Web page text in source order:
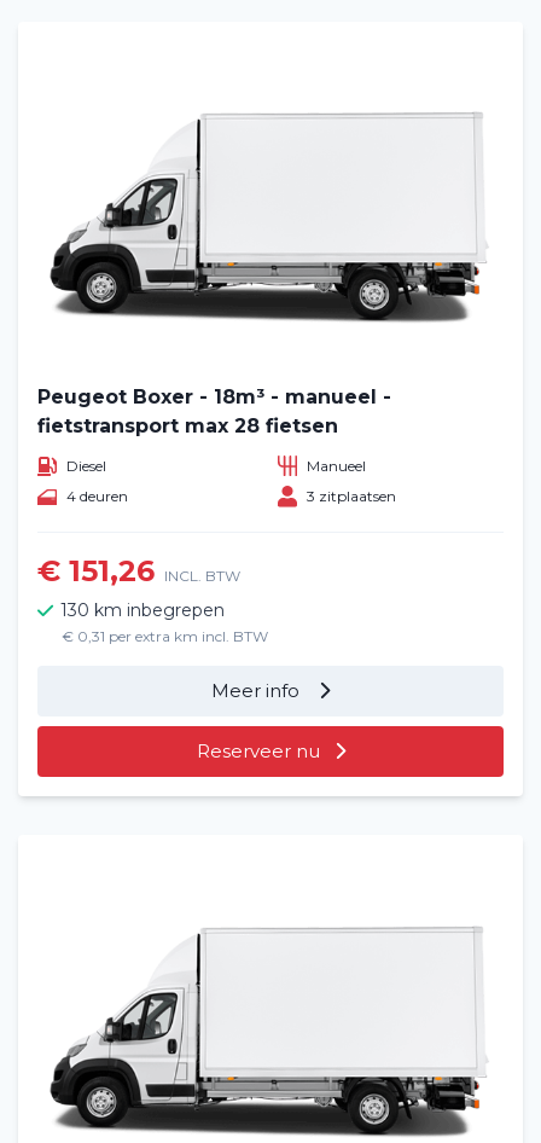
Home
Lange termijn
Over ons
Blog
Veelgestelde vragen (FAQ)
Vacatures
Filialen
Contact
Peugeot Boxer - 18m³ - manueel -
fietstransport max 28 fietsen
Diesel
Manueel
4 deuren
3 zitplaatsen
€ 151,26 INCL. BTW
130 km inbegrepen
€ 0,31 per extra km incl. BTW
Meer info
Reserveer nu